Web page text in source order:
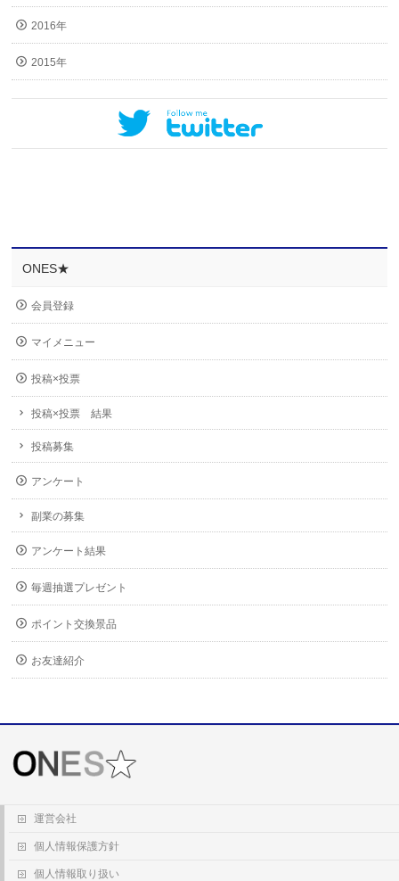
2016年
2015年
ONES★
会員登録
マイメニュー
投稿×投票
投稿×投票 結果
投稿募集
アンケート
副業の募集
アンケート結果
毎週抽選プレゼント
ポイント交換景品
お友達紹介
運営会社
個人情報保護方針
個人情報取り扱い